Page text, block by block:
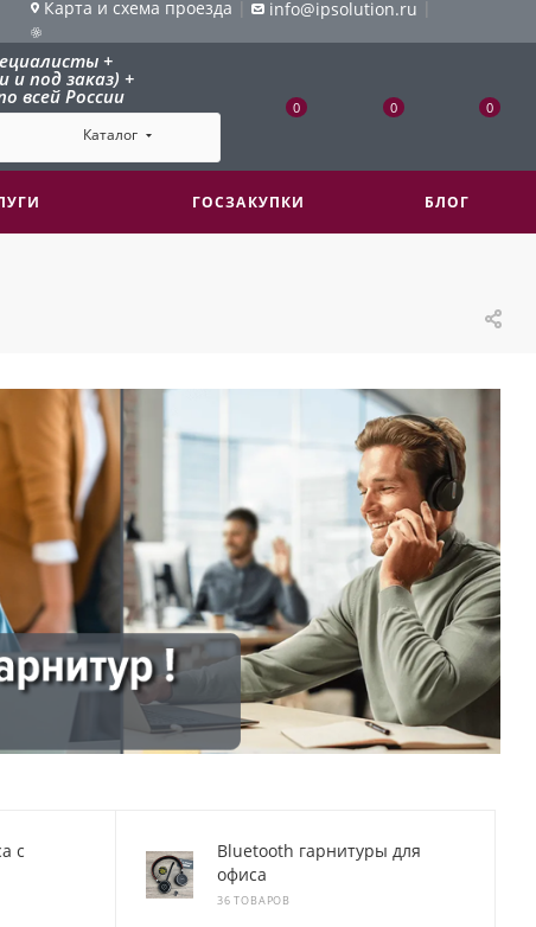
Карта и схема проезда | info@ipsolution.ru |
+
и под заказ) +
всей России
Каталог
0 0 0
ГОСЗАКУПКИ БЛОГ
с
Bluetooth гарнитуры для
офиса
36 ТОВАРОВ